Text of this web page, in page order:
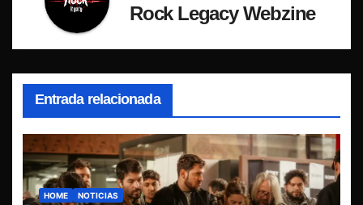
Rock Legacy Webzine
Entrada relacionada
HOME NOTICIAS